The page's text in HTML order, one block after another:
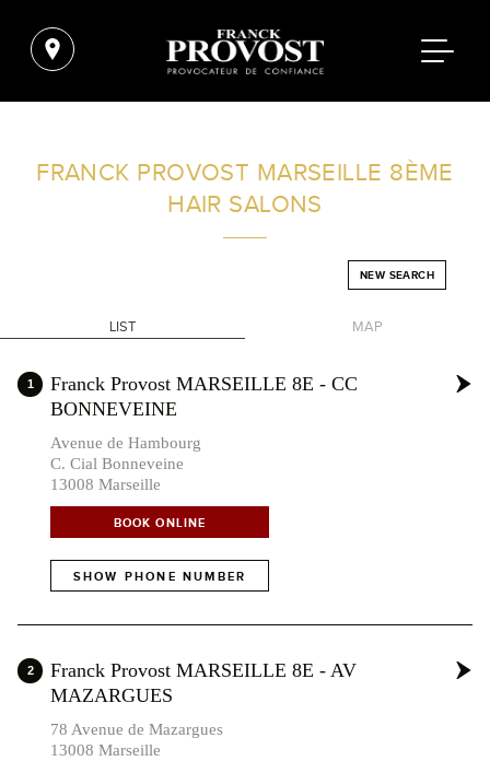
FRANCK PROVOST MARSEILLE 8ÈME
HAIR SALONS
NEW SEARCH
LIST MAP
+
1
Franck Provost MARSEILLE 8E - CC
BONNEVEINE
Avenue de Hambourg
C. Cial Bonneveine
13008 Marseille
BOOK ONLINE
SHOW PHONE NUMBER
2
Franck Provost MARSEILLE 8E - AV
MAZARGUES
78 Avenue de Mazargues
13008 Marseille